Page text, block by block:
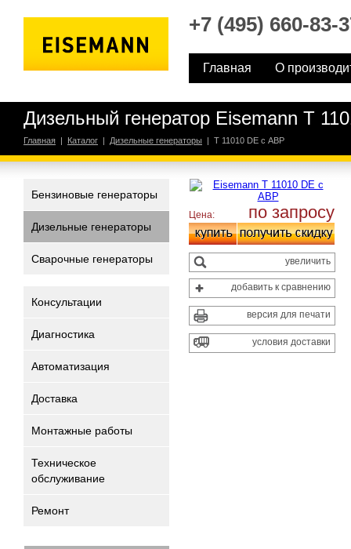
+7 (495) 660-83-
Главная О
Дизельный генератор Eisemann T
Главная | Каталог | Дизельные генераторы | T 11010 DE с АВР
Бензиновые генераторы
Дизельные генераторы
Сварочные генераторы
Консультации
Диагностика
Автоматизация
Доставка
Монтажные работы
Техническое
обслуживание
Ремонт
Цена: по запросу
увеличить
добавить к сравнению
версия для печати
условия доставки